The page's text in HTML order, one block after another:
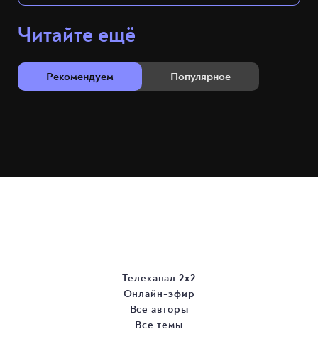
Читайте ещё
Рекомендуем Популярное
Телеканал 2х2
Онлайн-эфир
Все авторы
Все темы